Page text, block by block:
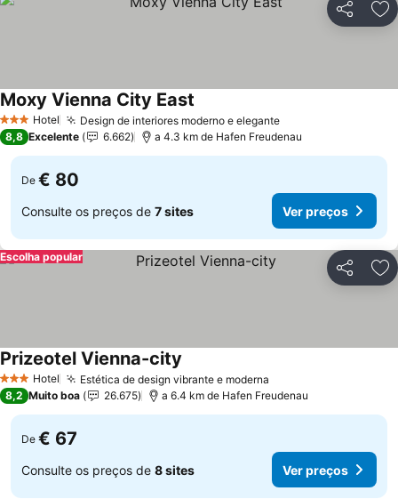
Partilhar
3 EstrelasHotel Design de interiores moderno e elegante
Moxy Vienna City East
8,8 Excelente 6.662 a 4.3 km de Hafen Freudenau
De € 80
Consulte os preços de 7 sites Ver preços
Partilhar
Escolha popular
3 EstrelasHotel Estética de design vibrante e moderna
Prizeotel Vienna-city
8,2 Muito boa 26.675 a 6.4 km de Hafen Freudenau
De € 67
Consulte os preços de 8 sites Ver preços